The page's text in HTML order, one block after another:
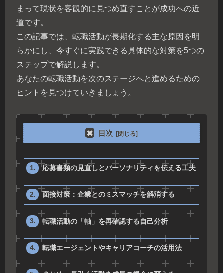
まって現状を客観的に見つめ直すことが成功への近
道です。
この記事では、転職活動が長期化する主な原因を明
らかにし、今すぐに実践できる具体的な対策を5つの
ステップで解説します。
あなたの転職活動を次のステージへと進めるための
ヒントを見つけていきましょう。
目次
応募書類の見直しとパーソナリティを伝える工夫
面接対策：企業とのミスマッチを解消する
転職活動の「軸」を再確認する自己分析
転職エージェントやキャリアコーチの活用法